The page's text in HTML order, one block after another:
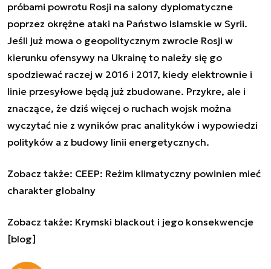
próbami powrotu Rosji na salony dyplomatyczne
poprzez okrężne ataki na Państwo Islamskie w Syrii.
Jeśli już mowa o geopolitycznym zwrocie Rosji w
kierunku ofensywy na Ukrainę to należy się go
spodziewać raczej w 2016 i 2017, kiedy elektrownie i
linie przesyłowe będą już zbudowane. Przykre, ale i
znaczące, że dziś więcej o ruchach wojsk można
wyczytać nie z wyników prac analityków i wypowiedzi
polityków a z budowy linii energetycznych.
Zobacz także: CEEP: Reżim klimatyczny powinien mieć
charakter globalny
Zobacz także: Krymski blackout i jego konsekwencje
[blog]